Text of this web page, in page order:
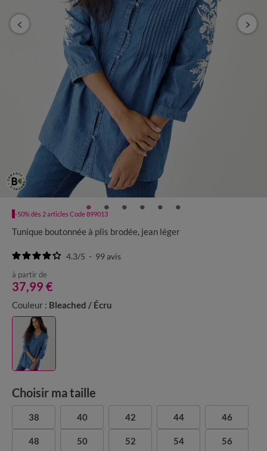
-50% dès 2 articles Code 899013
Tunique boutonnée à plis brodée, jean léger
4.3/5 - 99avis
à partir de
37,99 €
Couleur : Bleached / Écru
Choisir ma taille
38 40 42 44 46
48 50 52 54 56